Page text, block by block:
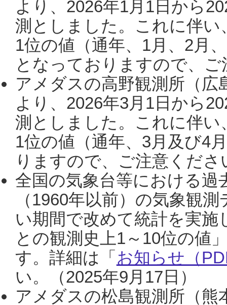
より、2026年1月1日から
測としました。これに伴い
1位の値（通年、1月、2月
となっておりますので、
アメダスの高野観測所（
より、2026年3月1日から
測としました。これに伴い
1位の値（通年、3月及び4
りますので、ご注意くだ
全国の気象台等における過
（1960年以前）の気象観
い期間で改めて統計を実
との観測史上1～10位の値
す。詳細は「 お知らせ（
い。（2025年9月17日）
アメダスの松島観測所（熊